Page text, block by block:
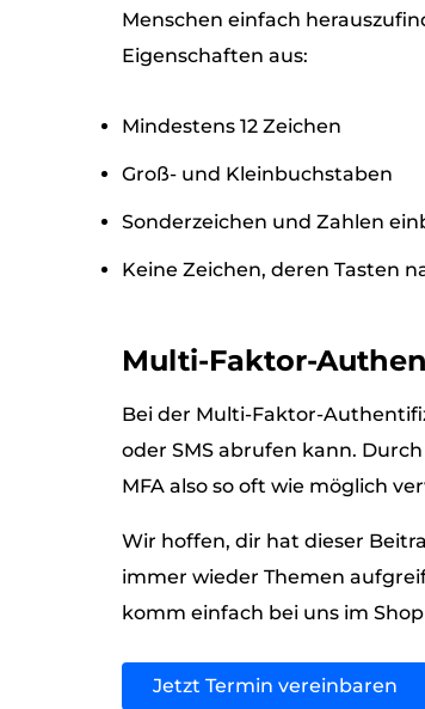
Menschen einfach
Eigenschaften aus:
Mindestens 12 Zeichen
Groß- und Kleinbuchstaben
Sonderzeichen und Zahlen
Keine Zeichen, deren Tasten
Multi-Faktor-
Bei der Multi-Faktor-
oder SMS abrufen kann.
MFA also so oft wie möglich
Wir hoffen, dir hat dieser
immer wieder Themen
komm einfach bei uns im
Jetzt Termin vereinbaren